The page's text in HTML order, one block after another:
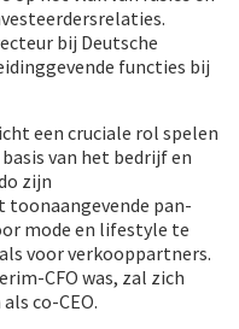
bij Deutsche
functies bij
een cruciale rol spelen
van het bedrijf en
zijn
pan-
mode en lifestyle te
voor verkooppartners.
CFO was, zal zich
co-CEO.